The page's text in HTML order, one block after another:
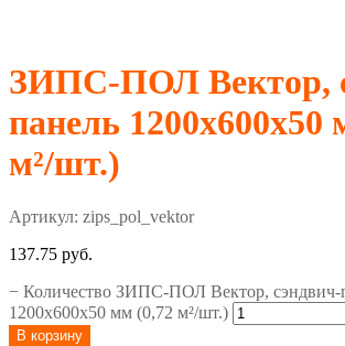
ЗИПС-ПОЛ Вектор,
панель 1200х600х50
м²/шт.)
Артикул: zips_pol_vektor
137.75 руб.
− Количество ЗИПС-ПОЛ Вектор, сэндвич-
1200х600х50 мм (0,72 м²/шт.)
В корзину